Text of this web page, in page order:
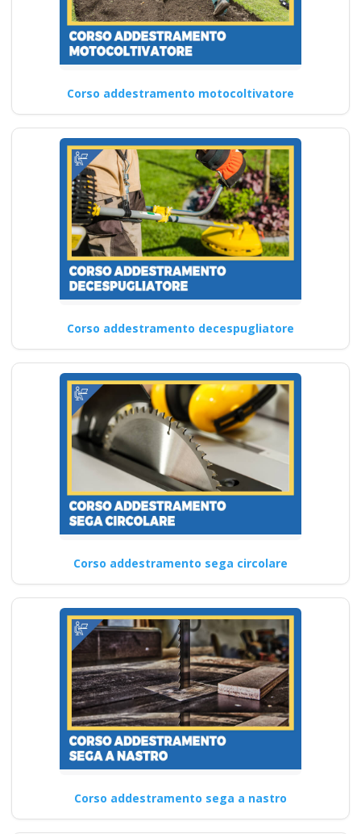
Corso addestramento motocoltivatore
Corso addestramento decespugliatore
Corso addestramento sega circolare
Corso addestramento sega a nastro